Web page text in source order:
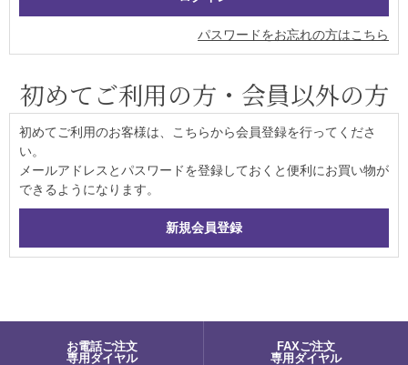
パスワードをお忘れの方はこちら
初めてご利用の方・会員以外の方
初めてご利用のお客様は、こちらから会員登録を行ってくださ
い。
メールアドレスとパスワードを登録しておくと便利にお買い物が
できるようになります。
お電話ご注文
専用ダイヤル
FAXご注文
専用ダイヤル